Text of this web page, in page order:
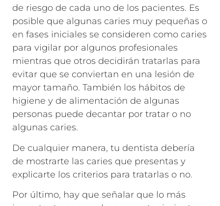
de riesgo de cada uno de los pacientes. Es
posible que algunas caries muy pequeñas o
en fases iniciales se consideren como caries
para vigilar por algunos profesionales
mientras que otros decidirán tratarlas para
evitar que se conviertan en una lesión de
mayor tamaño. También los hábitos de
higiene y de alimentación de algunas
personas puede decantar por tratar o no
algunas caries.
De cualquier manera, tu dentista debería
de mostrarte las caries que presentas y
explicarte los criterios para tratarlas o no.
Por último, hay que señalar que lo más